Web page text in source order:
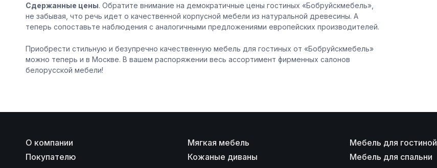
Сдержанные цены. Обратите внимание на демократичные цены гостиных «Бобруйскмебель»,
не забывая, что речь идет о качественной корпусной мебели из натуральной древесины. А
теперь сопоставьте наблюдения с аналогичными предложениями европейских производителей.
Приобрести стильную и безупречно качественную мебель для гостиных от «Бобруйскмебель»
можно теперь и в Москве. В вашем распоряжении весь ассортимент фирменных салонов
белорусской мебели!
О компании
Покупателю
Мягкая мебель
Кожаные диваны
Мебель для гостиной
Мебель для спальни